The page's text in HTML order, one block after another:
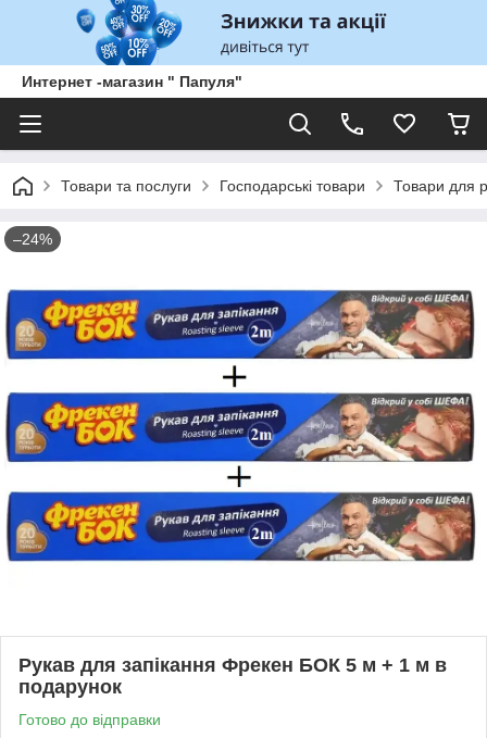
Интернет -магазин " Папуля"
Товари та послуги Господарські товари Товари для
–24%
Рукав для запікання Фрекен БОК 5 м + 1 м в
подарунок
Готово до відправки